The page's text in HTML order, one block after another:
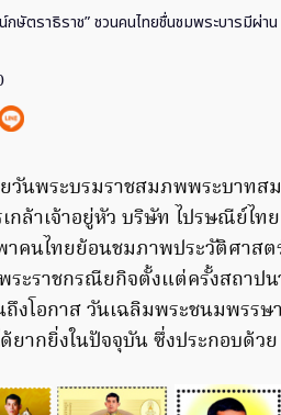
ษัตราธิราช” ชวนคนไทยชื่นชมพระบารมีผ่าน
ยวันพระบรมราชสมภพพระบาท
กล้าเจ้าอยู่หัว บริษัท ไปรษณีย์ไ
คนไทยย้อนชมภาพประวัติศาส
ะราชกรณียกิจตั้งแต่ครั้งสถาปน
งโอกาส วันเฉลิมพระชนมพรร
ยากยิ่งในปัจจุบัน ซึ่งประกอบด้วย